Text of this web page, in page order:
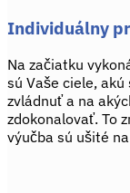
Individuálny
Na začiatku
sú Vaše ciele,
zvládnuť a na
zdokonalovať. To
výučba sú ušité